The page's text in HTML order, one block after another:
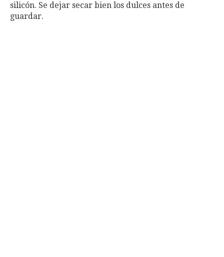
silicón. Se dejar secar bien los dulces antes de
guardar.